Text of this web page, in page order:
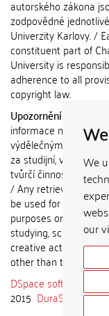
We
our
autorského zákona
zodpovědné
Univerzity Karlovy. /
constituent part of
University is
adherence to all
copyright law.
Upozornění / Notice:
informace nemohou
výdělečným účelům
za studijní, vědeckou
tvůrčí činnost jiné
/ Any retrieved
be used for any
purposes or claimed
studying, scientific or
creative activities of
other than the author.
DSpace software
2015 DuraSpace